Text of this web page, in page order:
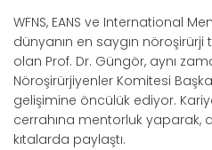
WFNS, EANS ve International
dünyanın en saygın nöroşirürji
olan Prof. Dr. Güngör, aynı
Nöroşirürjiyenler Komitesi
gelişimine öncülük ediyor.
cerrahına mentorluk yaparak,
kıtalarda paylaştı.